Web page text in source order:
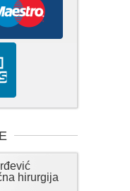
hirurgija